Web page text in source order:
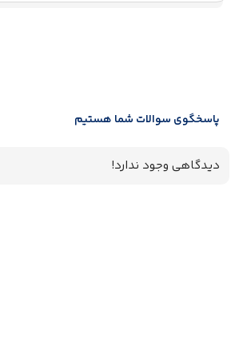
پاسخگوی سوالات شما هستیم
دیدگاهی وجود ندارد!